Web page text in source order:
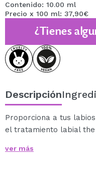
Contenido: 10.00 ml
Precio x 100 ml: 37,90€
¿Tienes
Descripción
Proporciona a tus
el tratamiento labial
brillante, y está
ver más